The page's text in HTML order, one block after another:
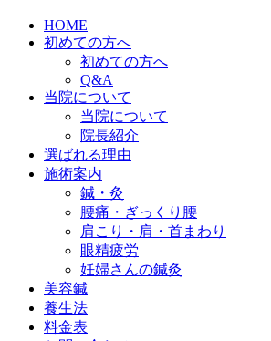
HOME
初めての方へ
初めての方へ
Q&A
当院について
当院について
院長紹介
選ばれる理由
施術案内
鍼・灸
腰痛・ぎっくり腰
肩こり・肩・首まわり
眼精疲労
妊婦さんの鍼灸
美容鍼
養生法
料金表